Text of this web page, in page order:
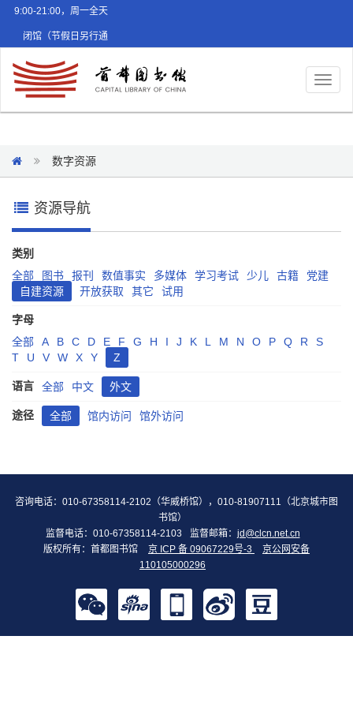
9:00-21:00，周一全天
闭馆（节假日另行通
数字资源
资源导航
类别
全部
图书 报刊 数值事实 多媒体 学习考试 少儿 古籍
党建
自建资源
开放获取 其它 试用
字母
全部
A B C D E F G H I J K L M N O P Q R
S
T
U V W X Y Z
语言 全部 中文 外文
途径 全部 馆内访问 馆外访问
咨询电话：010-67358114-2102（华威桥馆），010-81907111（北京城市图
书馆）
监督电话：010-67358114-2103
监督邮箱： jd@clcn.net.cn
版权所有：首都图书馆
京 ICP 备 09067229号-3
京公网安备
110105000296